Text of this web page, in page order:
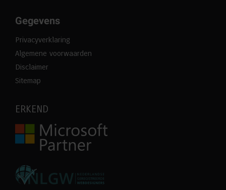
Gegevens
Privacyverklaring
Algemene voorwaarden
Disclaimer
Sitemap
ERKEND